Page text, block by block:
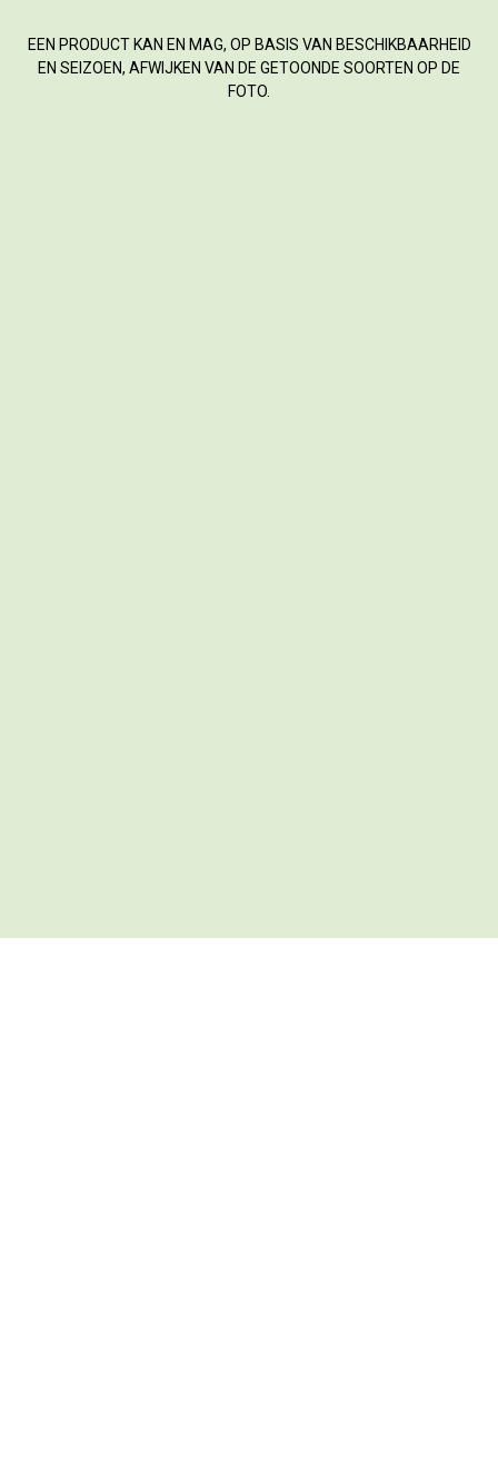
EEN PRODUCT KAN EN MAG, OP BASIS VAN BESCHIKBAARHEID
EN SEIZOEN, AFWIJKEN VAN DE GETOONDE SOORTEN OP DE
FOTO.